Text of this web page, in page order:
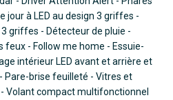
jour à LED au design 3 griffes -
3 griffes - Détecteur de pluie -
- Follow me home - Essuie-
intérieur LED avant et arrière et
Pare-brise feuilleté - Vitres et
Volant compact multifonctionnel